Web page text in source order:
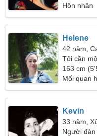
Hôn nhân
Helene
42 năm,
Tôi cần
cùng nhau
163 cm
Mối quan
Kevin
33 năm,
Người